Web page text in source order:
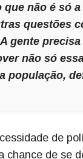
que não é só
questões
gente
não só
população,
de
chance de se